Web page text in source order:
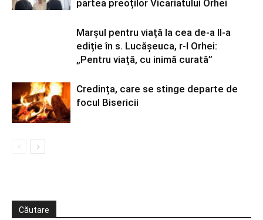
partea preoților Vicariatului Orhei
Marșul pentru viață la cea de-a II-a
ediție în s. Lucășeuca, r-l Orhei:
„Pentru viață, cu inimă curată”
Credința, care se stinge departe de
focul Bisericii
Căutare